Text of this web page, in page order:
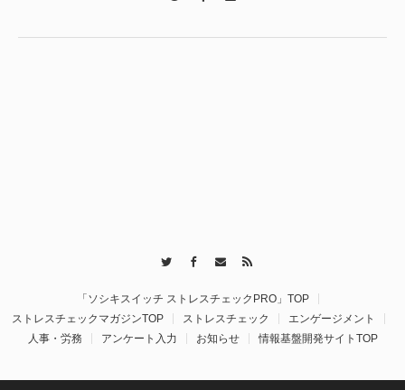
RSS
「ソシキスイッチ ストレスチェックPRO」TOP
ストレスチェックマガジンTOP
ストレスチェック
エンゲージメント
人事・労務
アンケート入力 お知らせ 情報基盤開発サイトTOP